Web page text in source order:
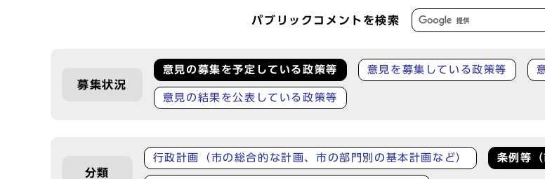
パブリックコメントを検索
募集状況
意見の募集を予定している政策等 意見を募集している政策等
意見の結果を公表している政策等
分類
行政計画（市の総合的な計画、市の部門別の基本計画など） 条例等